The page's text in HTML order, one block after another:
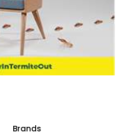
Brands